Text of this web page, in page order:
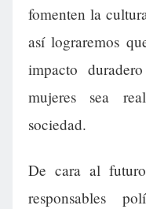
fomenten la
así lograremos
impacto
mujeres sea
sociedad.
De cara al
responsables